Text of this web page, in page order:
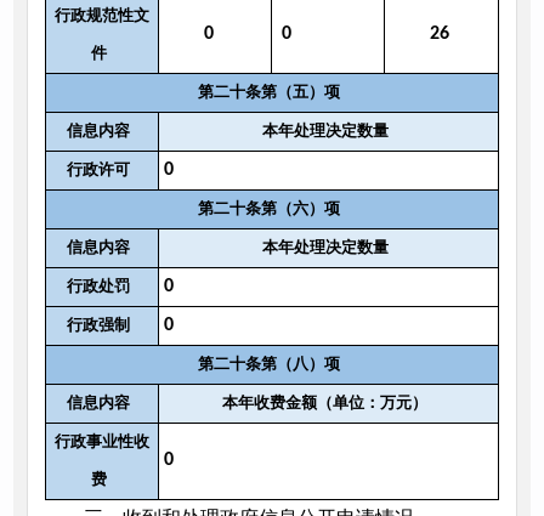
行政规范性文
件
0 0 26
第二十条第（五）项
信息内容 本年处理决定数量
行政许可 0
第二十条第（六）项
信息内容 本年处理决定数量
行政处罚 0
行政强制 0
第二十条第（八）项
信息内容 本年收费金额（单位：万元）
行政事业性收
费
0